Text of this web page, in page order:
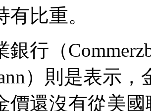
比重。
銀行（
）則是表示
價還沒有從美國